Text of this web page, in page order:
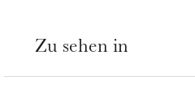
Zu sehen in